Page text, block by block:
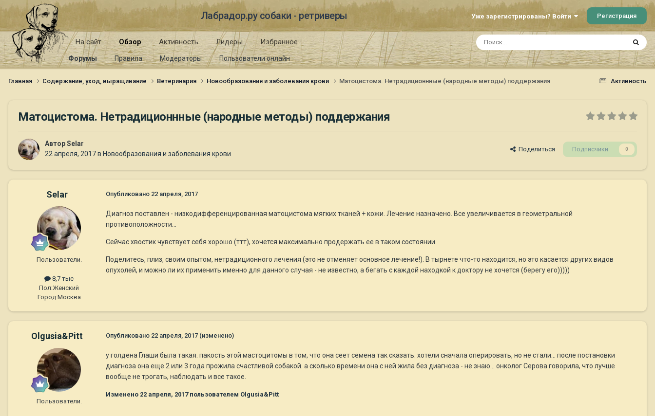
Лабрадор.ру собаки - ретриверы Уже зарегистрированы? Войти Регистрация
На сайт Обзор
Форумы Правила Модераторы Пользователи онлайн
Активность Лидеры Избранное
Активность
Главная Содержание, уход, выращивание Ветеринария Новообразования и заболевания крови Матоцистома. Нетрадиционнные (народные методы) поддержания
Матоцистома. Нетрадиционнные (народные методы) поддержания
АвторSelar
22 апреля, 2017в Новообразования и заболевания крови
Поделиться Подписчики 0
Selar
Пользователи.
8,7 тыс
Пол:Женский
Город:Москва
Опубликовано 22 апреля, 2017
Диагноз поставлен - низкодифференцированная матоцистома мягких тканей + кожи. Лечение назначено. Все увеличивается в геометральной
противоположности...
Сейчас хвостик чувствует себя хорошо (ттт), хочется максимально продержать ее в таком состоянии.
Поделитесь, плиз, своим опытом, нетрадиционного лечения (это не отменяет основное лечение!). В тырнете что-то находится, но это касается других видов
опухолей, и можно ли их применить именно для данного случая - не известно, а бегать с каждой находкой к доктору не хочется (берегу его)))))
Olgusia&Pitt
Пользователи.
Опубликовано 22 апреля, 2017 (изменено)
у голдена Глаши была такая. пакость этой мастоцитомы в том, что она сеет семена так сказать. хотели сначала оперировать, но не стали... после постановки
диагноза она еще 2 или 3 года прожила счастливой собакой. а сколько времени она с ней жила без диагноза - не знаю... онколог Серова говорила, что лучше
вообще не трогать, наблюдать и все такое.
Изменено 22 апреля, 2017пользователем Olgusia&Pitt